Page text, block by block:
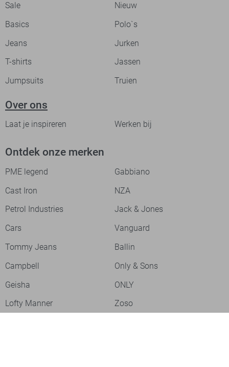
Sale
Nieuw
Basics
Polo`s
Jeans
Jurken
T-shirts
Jassen
Jumpsuits
Truien
Over ons
Laat je inspireren Werken bij
Ontdek onze merken
PME legend
Gabbiano
Cast Iron
NZA
Petrol Industries
Jack & Jones
Cars
Vanguard
Tommy Jeans
Ballin
Campbell
Only & Sons
Geisha
ONLY
Lofty Manner
Zoso